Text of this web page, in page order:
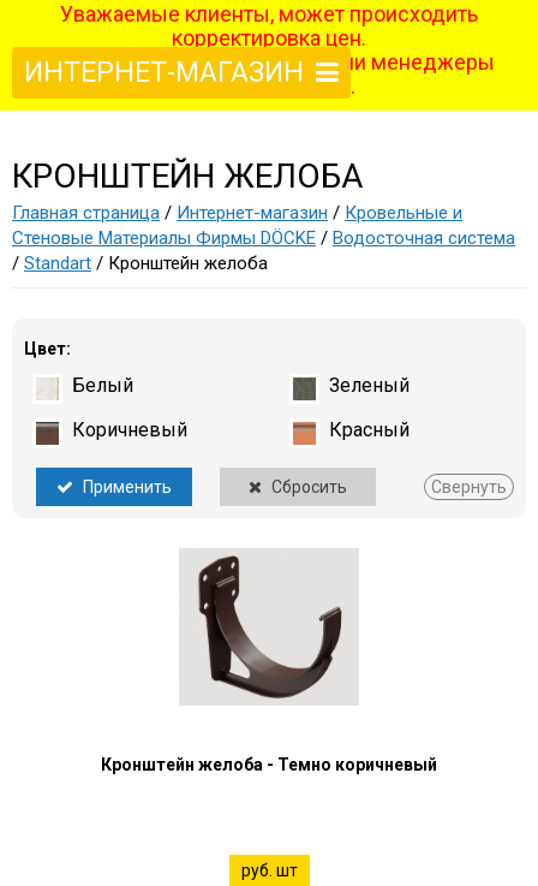
Уважаемые клиенты, может происходить
корректировка цен.
После оформления заказа наши менеджеры
свяжутся с вами.
ИНТЕРНЕТ-МАГАЗИН
КРОНШТЕЙН ЖЕЛОБА
Главная страница / Интернет-магазин / Кровельные и
Стеновые Материалы Фирмы DÖCKE / Водосточная система
/ Standart / Кронштейн желоба
Цвет:
Белый
Зеленый
Коричневый
Красный
Применить Сбросить Свернуть
Кронштейн желоба - Темно коричневый
руб. шт